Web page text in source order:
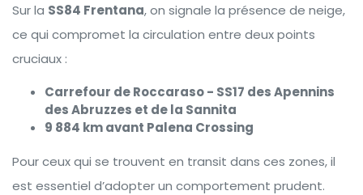
Sur la SS84 Frentana, on signale la présence de neige,
ce qui compromet la circulation entre deux points
cruciaux :
Carrefour de Roccaraso - SS17 des Apennins
des Abruzzes et de la Sannita
9 884 km avant Palena Crossing
Pour ceux qui se trouvent en transit dans ces zones, il
est essentiel d’adopter un comportement prudent.